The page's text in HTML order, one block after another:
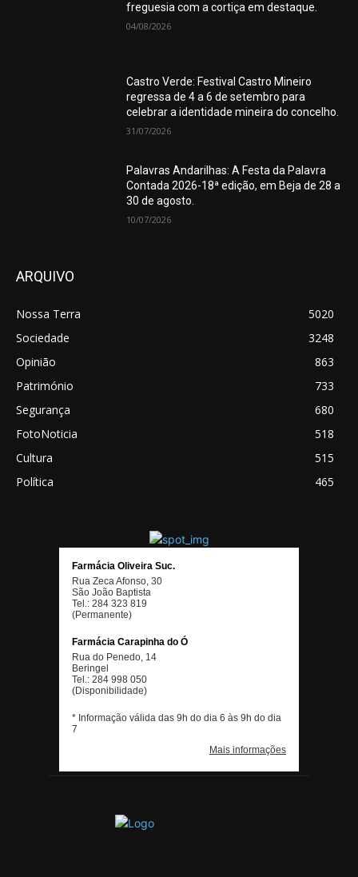
freguesia com a cortiça em destaque.
04/08/2026
Castro Verde: Festival Castro Mineiro
regressa de 4 a 6 de setembro para
celebrar a identidade mineira do concelho.
31/07/2026
Palavras Andarilhas: A Festa da Palavra
Contada 2026-18ª edição, em Beja de 28 a
30 de agosto.
10/07/2026
ARQUIVO
Nossa Terra
5020
Sociedade
3248
Opinião
863
Património
733
Segurança
680
FotoNoticia
518
Cultura
515
Política
465